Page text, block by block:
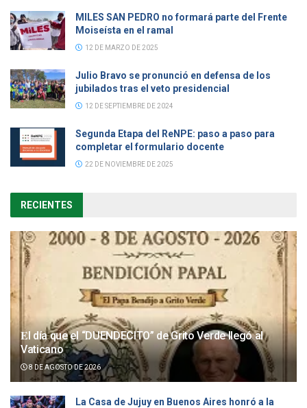
MILES SAN PEDRO no formará parte del Frente
Moiseísta en el ramal
12 DE MARZO DE 2025
Julio Bravo se pronunció en defensa de los
jubilados tras el veto presidencial
12 DE SEPTIEMBRE DE 2024
Segunda Etapa del ReNPE: paso a paso para
completar el formulario docente
22 DE NOVIEMBRE DE 2025
RECIENTES
𝐄l día que el “DUENDECITO” de Grito Verde llegó al
Vaticano
8 DE AGOSTO DE 2026
La Casa de Jujuy en Buenos Aires honró a la